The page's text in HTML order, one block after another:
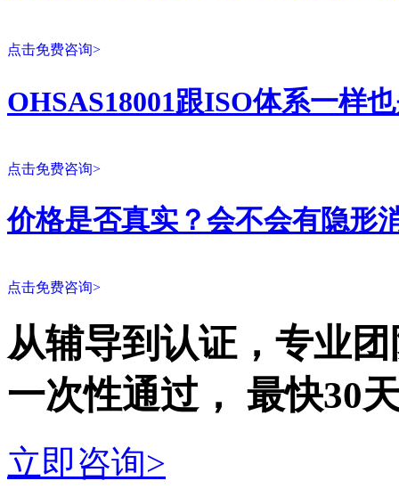
点击免费咨询>
OHSAS18001跟ISO体系一样
点击免费咨询>
价格是否真实？会不会有隐形
点击免费咨询>
从辅导到认证，专业
一次性通过， 最快30
立即咨询>